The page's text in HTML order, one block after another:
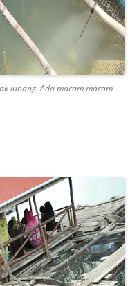
lubang. Ada macam macam